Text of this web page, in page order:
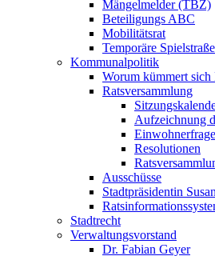
Mängelmelder (TBZ)
Beteiligungs ABC
Mobilitätsrat
Temporäre Spielstraße
Kommunalpolitik
Worum kümmert
Ratsversammlung
Aufzeichnung
Resolutionen
Ausschüsse
Stadtpräsidentin
Stadtrecht
Verwaltungsvorstand
Dr. Fabian Geyer